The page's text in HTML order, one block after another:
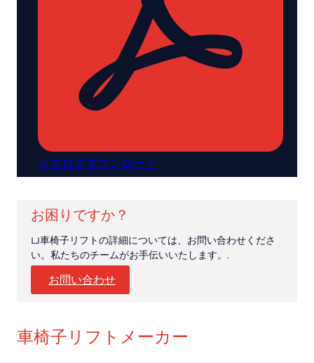
カタログダウンロード
お困りですか？
LJ車椅子リフトの詳細については、お問い合わせくださ
い。私たちのチームがお手伝いいたします。.
お問い合わせ
車椅子リフトメーカー